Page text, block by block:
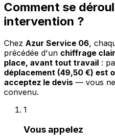
Comment se
intervention ?
Chez Azur Service 06,
précédée d'un chiffrage
place, avant tout travail :
déplacement (49,50 €) est
acceptez le devis — vous
convenu.
1
Vous appelez